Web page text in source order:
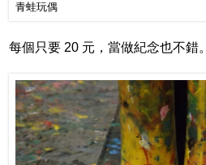
青蛙玩偶
每個只要 20 元，當做紀念也不錯。